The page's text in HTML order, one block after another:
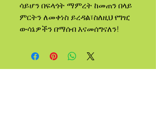
ሳይሆን በፍላጎት ማምረት ከመጠን በላይ
ምርትን ለመቀነስ ይረዳል፣ስለዚህ የግዢ
ውሳኔዎችን በማሰብ እናመሰግናለን!